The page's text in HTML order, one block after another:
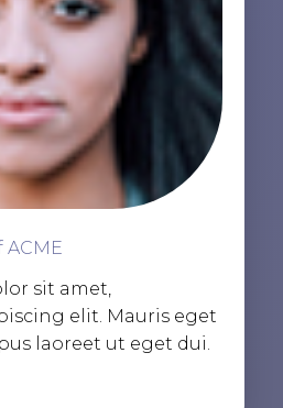
ACME
sit amet,
elit. Mauris eget
laoreet ut eget dui.